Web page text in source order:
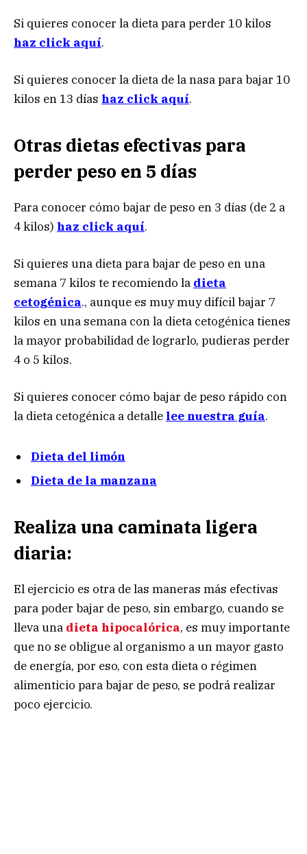
Si quieres conocer la dieta para perder 10 kilos
haz click aquí.
Si quieres conocer la dieta de la nasa para bajar 10
kilos en 13 días haz click aquí.
Otras dietas efectivas para
perder peso en 5 días
Para conocer cómo bajar de peso en 3 días (de 2 a
4 kilos) haz click aquí.
Si quieres una dieta para bajar de peso en una
semana 7 kilos te recomiendo la dieta
cetogénica., aunque es muy muy difícil bajar 7
kilos en una semana con la dieta cetogénica tienes
la mayor probabilidad de lograrlo, pudieras perder
4 o 5 kilos.
Si quieres conocer cómo bajar de peso rápido con
la dieta cetogénica a detalle lee nuestra guía.
Dieta del limón
Dieta de la manzana
Realiza una caminata ligera
diaria:
El ejercicio es otra de las maneras más efectivas
para poder bajar de peso, sin embargo, cuando se
lleva una dieta hipocalórica, es muy importante
que no se obligue al organismo a un mayor gasto
de energía, por eso, con esta dieta o régimen
alimenticio para bajar de peso, se podrá realizar
poco ejercicio.